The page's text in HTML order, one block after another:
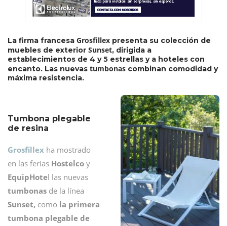
La firma francesa Grosfillex presenta su colección de
muebles de exterior Sunset, dirigida a
establecimientos de 4 y 5 estrellas y a hoteles con
encanto. Las nuevas tumbonas combinan comodidad y
máxima resistencia.
Tumbona plegable
de resina
Grosfillex ha mostrado
en las ferias Hostelco y
EquipHotel las nuevas
tumbonas de la línea
Sunset, como la primera
tumbona plegable de